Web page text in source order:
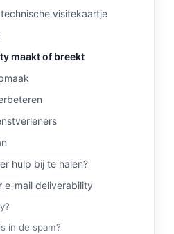
technische visitekaartje
maakt of breekt
hulp bij te halen?
e-mail deliverability
in de spam?